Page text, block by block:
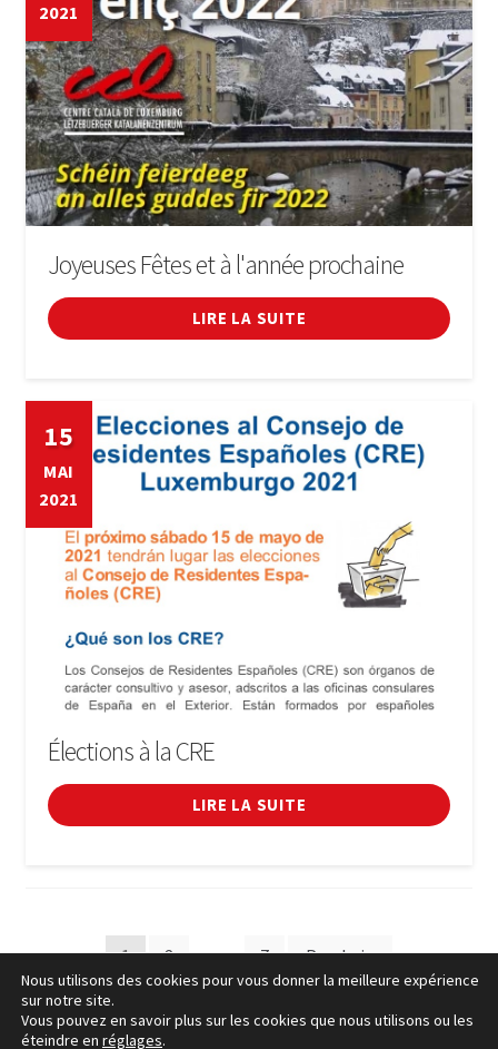
2021
Joyeuses Fêtes et à l'année prochaine
LIRE LA SUITE
15
MAI
2021
Élections à la CRE
LIRE LA SUITE
Pagination
des
1 2 … 7 Prochain
Nous utilisons des cookies pour vous donner la meilleure expérience
sur notre site.
Vous pouvez en savoir plus sur les cookies que nous utilisons ou les
éteindre en réglages.